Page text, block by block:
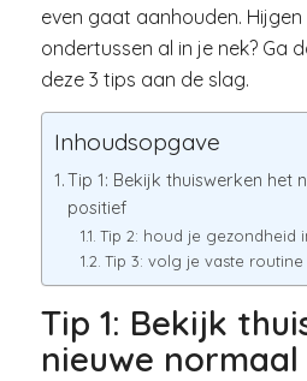
even gaat aanhouden. Hijgen
ondertussen al in je nek? Ga
deze 3 tips aan de slag.
Inhoudsopgave
Tip 1: Bekijk thuiswerken het
positief
Tip 2: houd je gezondheid
Tip 3: volg je vaste routine
Tip 1: Bekijk
nieuwe